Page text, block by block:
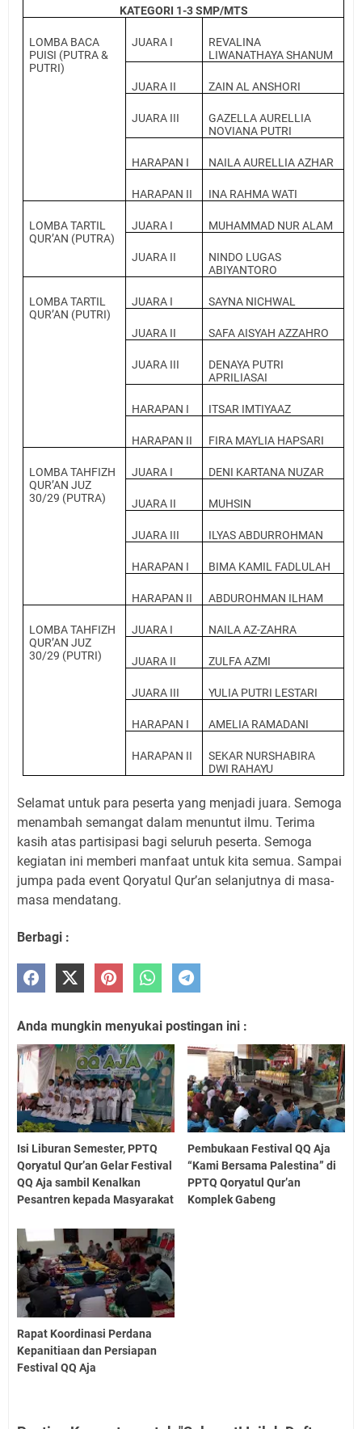
KATEGORI 1-3 SMP/MTS
LOMBA BACA
PUISI (PUTRA &
PUTRI)
JUARA I
REVALINA
LIWANATHAYA SHANUM
JUARA II ZAIN AL ANSHORI
JUARA III
GAZELLA AURELLIA
NOVIANA PUTRI
HARAPAN I NAILA AURELLIA AZHAR
HARAPAN II INA RAHMA WATI
LOMBA TARTIL
QUR’AN (PUTRA)
JUARA I MUHAMMAD NUR ALAM
JUARA II
NINDO LUGAS
ABIYANTORO
LOMBA TARTIL
QUR’AN (PUTRI)
JUARA I SAYNA NICHWAL
JUARA II SAFA AISYAH AZZAHRO
JUARA III
DENAYA PUTRI
APRILIASAI
HARAPAN I ITSAR IMTIYAAZ
HARAPAN II FIRA MAYLIA HAPSARI
LOMBA TAHFIZH
QUR’AN JUZ
30/29 (PUTRA)
JUARA I DENI KARTANA NUZAR
JUARA II MUHSIN
JUARA III ILYAS ABDURROHMAN
HARAPAN I BIMA KAMIL FADLULAH
HARAPAN II ABDUROHMAN ILHAM
LOMBA TAHFIZH
QUR’AN JUZ
30/29 (PUTRI)
JUARA I NAILA AZ-ZAHRA
JUARA II ZULFA AZMI
JUARA III YULIA PUTRI LESTARI
HARAPAN I AMELIA RAMADANI
HARAPAN II
SEKAR NURSHABIRA
DWI RAHAYU
Selamat untuk para peserta yang menjadi juara. Semoga
menambah semangat dalam menuntut ilmu. Terima
kasih atas partisipasi bagi seluruh peserta. Semoga
kegiatan ini memberi manfaat untuk kita semua. Sampai
jumpa pada event Qoryatul Qur’an selanjutnya di masa-
masa mendatang.
Berbagi :
Anda mungkin menyukai postingan ini :
Isi Liburan Semester, PPTQ
Qoryatul Qur’an Gelar Festival
QQ Aja sambil Kenalkan
Pesantren kepada Masyarakat
Pembukaan Festival QQ Aja
“Kami Bersama Palestina” di
PPTQ Qoryatul Qur’an
Komplek Gabeng
Rapat Koordinasi Perdana
Kepanitiaan dan Persiapan
Festival QQ Aja